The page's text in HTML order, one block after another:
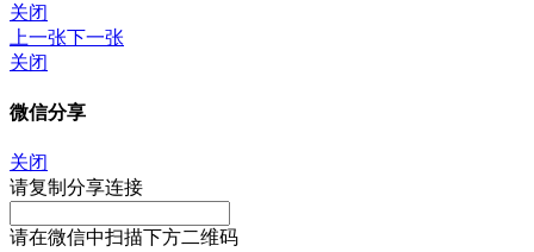
关闭
上一张下一张
关闭
微信分享
关闭
请复制分享连接
请在微信中扫描下方二维码